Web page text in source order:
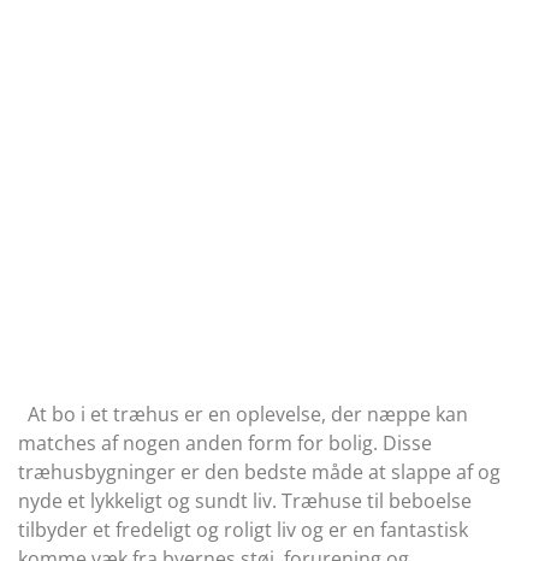
At bo i et træhus er en oplevelse, der næppe kan
matches af nogen anden form for bolig. Disse
træhusbygninger er den bedste måde at slappe af og
nyde et lykkeligt og sundt liv. Træhuse til beboelse
tilbyder et fredeligt og roligt liv og er en fantastisk